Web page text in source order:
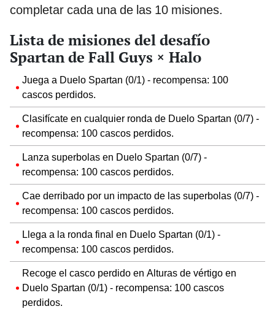
completar cada una de las 10 misiones.
Lista de misiones del desafío
Spartan de Fall Guys × Halo
Juega a Duelo Spartan (0/1) - recompensa: 100
cascos perdidos.
Clasifícate en cualquier ronda de Duelo Spartan (0/7) -
recompensa: 100 cascos perdidos.
Lanza superbolas en Duelo Spartan (0/7) -
recompensa: 100 cascos perdidos.
Cae derribado por un impacto de las superbolas (0/7) -
recompensa: 100 cascos perdidos.
Llega a la ronda final en Duelo Spartan (0/1) -
recompensa: 100 cascos perdidos.
Recoge el casco perdido en Alturas de vértigo en
Duelo Spartan (0/1) - recompensa: 100 cascos
perdidos.